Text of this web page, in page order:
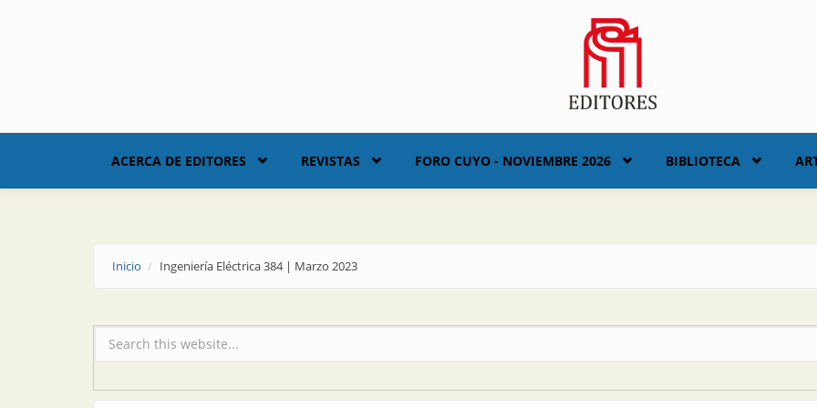
ACERCA DE EDITORES REVISTAS FORO CUYO - NOVIEMBRE 2026 BIBLIOTECA
Inicio Ingeniería Eléctrica 384 | Marzo 2023
Formulario de búsqueda